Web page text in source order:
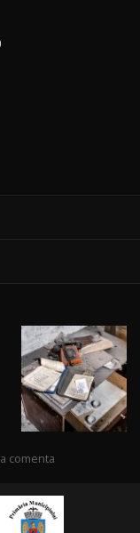
comenta